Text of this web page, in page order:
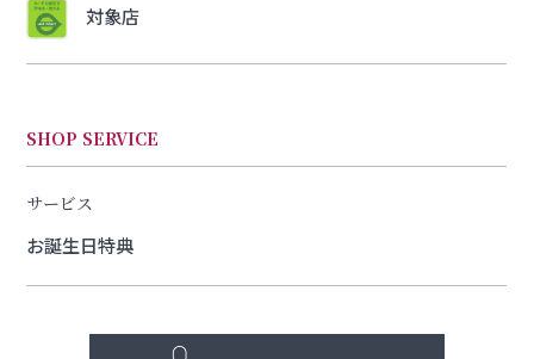
対象店
SHOP SERVICE
サービス
お誕生日特典